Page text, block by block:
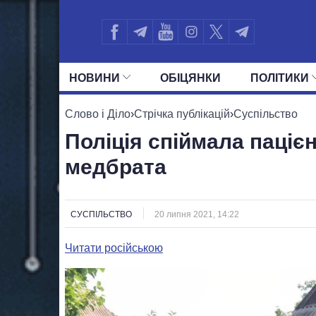
НОВИНИ ОБIЦЯНКИ ПОЛIТИКИ
УСІ ПОЛІТИКИ ПРЕЗИДЕНТ І ОФІС
Слово і Діло›Стрічка публікацій›Суспільство
Поліція спіймала
медбрата
СУСПІЛЬСТВО 20 липня 2021, 14:22
Читати російською